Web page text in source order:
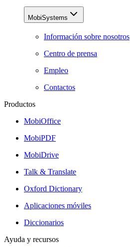
MobiSystems
Información sobre nosotros
Centro de prensa
Empleo
Contactos
Productos
MobiOffice
MobiPDF
MobiDrive
Talk & Translate
Oxford Dictionary
Aplicaciones móviles
Diccionarios
Ayuda y recursos